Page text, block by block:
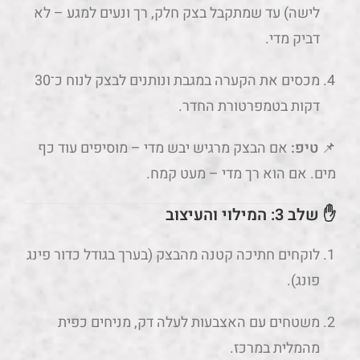
לישה) עד שמתקבל בצק חלק, רך ונעים למגע – לא
דביק מדי.
מכסים את הקערה במגבת ונותנים לבצק לנוח כ־30
דקות בטמפרטורת החדר.
📌 טיפ: אם הבצק מרגיש יבש מדי – מוסיפים עוד כף
מים. אם הוא רך מדי – מעט קמח.
✋ שלב 3: המילוי והעיצוב
לוקחים חתיכה קטנה מהבצק (בערך בגודל כדור פינג
פונג).
משטחים עם האצבעות לעלה דק, מניחים כפית
מהמלית במרכז.